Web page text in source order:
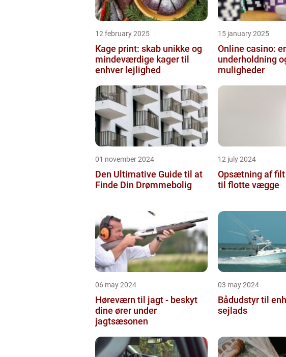
12 february 2025
Kage print: skab unikke og
mindeværdige kager til
enhver lejlighed
15 january 2025
Online casino:
underholdning
muligheder
01 november 2024
Den Ultimative Guide til at
Finde Din Drømmebolig
12 july 2024
Opsætning af filt
til flotte vægge
06 may 2024
Høreværn til jagt - beskyt
dine ører under
jagtsæsonen
03 may 2024
Bådudstyr til
sejlads